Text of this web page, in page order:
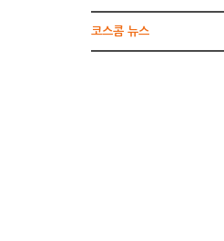
코스콤 뉴스